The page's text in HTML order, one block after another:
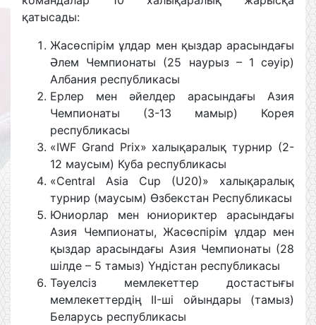
қатысады:
Жасөспірім ұлдар мен қыздар арасындағы
Әлем Чемпионаты (25 наурыз – 1 сәуір)
Албания республикасы
Ерлер мен әйелдер арасындағы Азия
Чемпионаты (3-13 мамыр) Корея
республикасы
«IWF Grand Prix» халықаралық турнир (2-
12 маусым) Куба республикасы
«Central Asia Cup (U20)» халықаралық
турнир (маусым) Өзбекстан Республикасы
Юниорлар мен юниориктер арасындағы
Азия Чемпионаты, Жасөспірім ұлдар мен
қыздар арасындағы Азия Чемпионаты (28
шілде – 5 тамыз) Үндістан республикасы
Тәуелсіз мемлекеттер достастығы
мемлекеттердің II-ші ойындары (тамыз)
Беларусь республикасы